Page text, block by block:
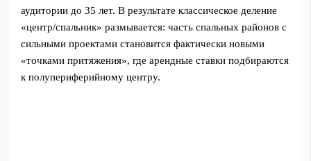
аудитории до 35 лет. В результате классическое деление
«центр/спальник» размывается: часть спальных районов с
сильными проектами становится фактически новыми
«точками притяжения», где арендные ставки подбираются
к полупериферийному центру.